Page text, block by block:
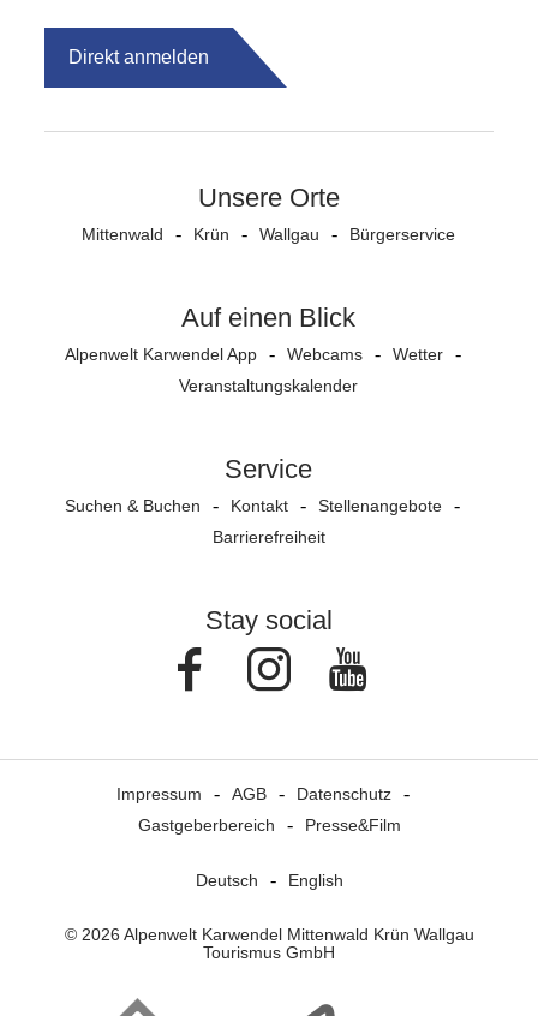
Direkt anmelden
Unsere Orte
Mittenwald Krün Wallgau Bürgerservice
Auf einen Blick
Alpenwelt Karwendel App Webcams
Wetter
Veranstaltungs­kalender
Service
Suchen & Buchen Kontakt
Stellenangebote
Barrierefreiheit
Stay social
FacebookInstagram
Impressum AGB
Datenschutz
Gastgeberbereich
Presse&Film
Deutsch English
© 2026 Alpenwelt Karwendel Mittenwald Krün Wallgau
Tourismus GmbH